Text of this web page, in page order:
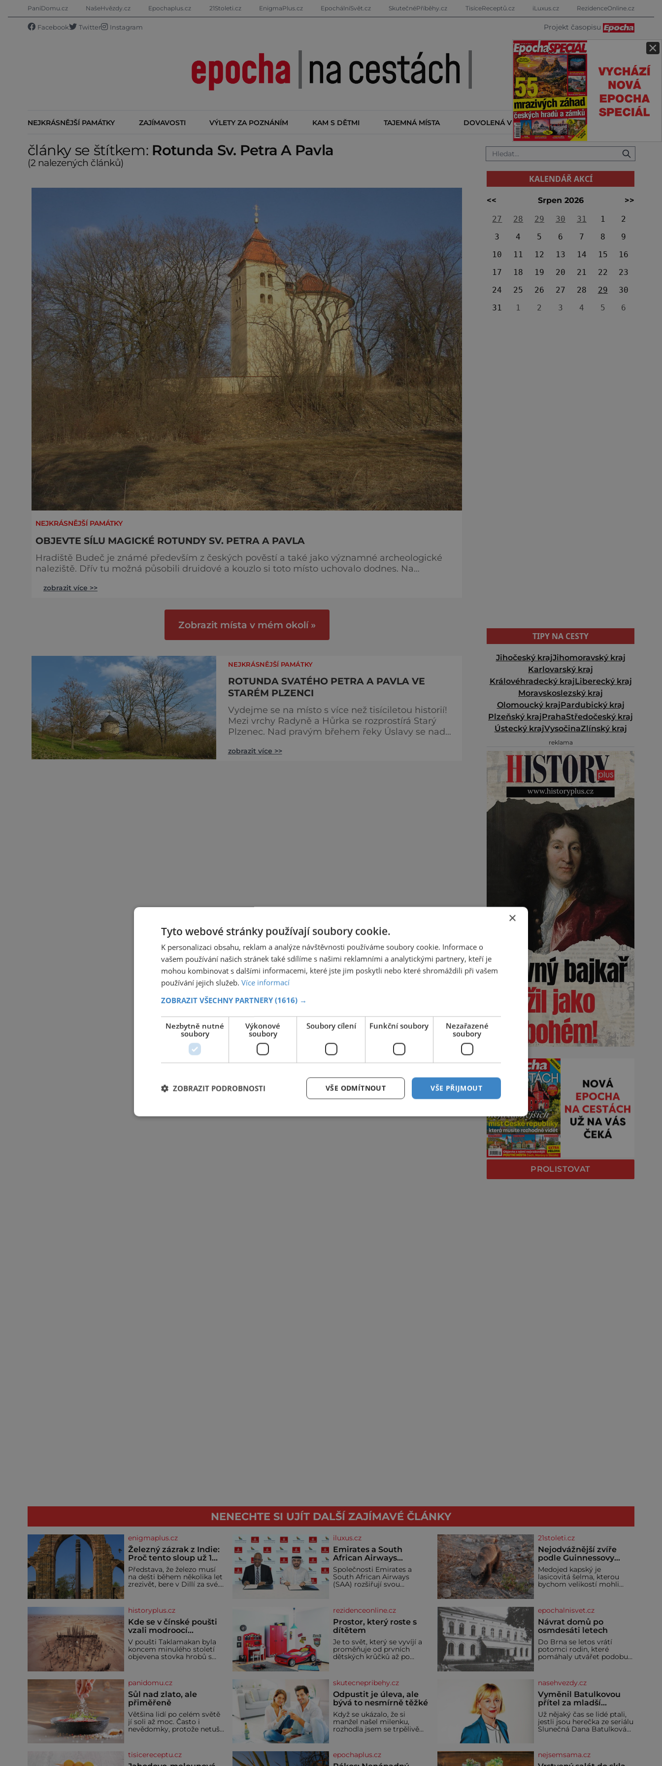
×
PaníDomu.cz NašeHvězdy.cz Epochaplus.cz 21Stoleti.cz EnigmaPlus.cz EpochálníSvět.cz SkutečnéPříběhy.cz TisíceReceptů.cz iLuxus.cz RezidenceOnline.cz
Facebook Twitter Instagram Projekt časopisu
NEJKRÁSNĚJŠÍ PAMÁTKY ZAJÍMAVOSTI VÝLETY ZA POZNÁNÍM KAM S DĚTMI TAJEMNÁ MÍSTA DOVOLENÁ V ZAHRANIČÍ KALENDÁŘ AKCÍ
články se štítkem: Rotunda Sv. Petra A Pavla
(2 nalezených článků)
NEJKRÁSNĚJŠÍ PAMÁTKY
OBJEVTE SÍLU MAGICKÉ ROTUNDY SV. PETRA A PAVLA
Hradiště Budeč je známé především z českých pověstí a také jako významné archeologické
naleziště. Dřív tu možná působili druidové a kouzlo si toto místo uchovalo dodnes. Na
ohraničující možná první slovanské hradiště na českém území, jež později vstupuje do dějin
zobrazit více >>
Zobrazit místa v mém okolí »
NEJKRÁSNĚJŠÍ PAMÁTKY
ROTUNDA SVATÉHO PETRA A PAVLA VE
STARÉM PLZENCI
Vydejme se na místo s více než tisíciletou historií!
Mezi vrchy Radyně a Hůrka se rozprostírá Starý
Plzenec. Nad pravým břehem řeky Úslavy se nad
některých pramenů nejstarší celistvě dochovaná
zobrazit více >>
KALENDÁŘ AKCÍ
<< Srpen 2026
>>
27
28 29 30 31 1
2
3
4 5 6 7 8
9
10
11 12 13 14 15
16
17
18 19 20 21 22
23
24
25 26 27 28 29
30
31
1 2 3 4 5 6
TIPY NA CESTY
Jihočeský krajJihomoravský kraj
Karlovarský kraj
Královéhradecký krajLiberecký kraj
Moravskoslezský kraj
Olomoucký krajPardubický kraj
Plzeňský krajPrahaStředočeský kraj
Ústecký krajVysočinaZlínský kraj
reklama
PROLISTOVAT
NENECHTE SI UJÍT DALŠÍ ZAJÍMAVÉ ČLÁNKY
enigmaplus.cz
Železný zázrak z Indie:
Proč tento sloup už 1
600 let nezná rez?
Představa, že železo musí
na dešti během několika let
zrezivět, bere v Dillí za své.
vysoký železný sloup, který
už přibližně 1 600 let
odolává počasí
iluxus.cz
Emirates a South
African Airways
rozšiřují partnerství.
Cestujícím nově
zpřístupní dalších
Společnosti Emirates a
South African Airways
(SAA) rozšiřují svou
dohoda zpřístupní
cestujícím devět dalších
destinací v jižní a střední
Africe a u
21stoleti.cz
Nejodvážnější zvíře
podle Guinnessovy
knihy rekordů?
Šelmička s pruhem na
hřbetě!
Medojed kapský je
lasicovitá šelma, kterou
bychom velikostí mohli
nebojácná, ostatně bývá
označována za
nejodvážnější zvíře vůbec. V
této souvislosti je dokonc
historyplus.cz
Kde se v čínské poušti
vzali modroocí
blonďáci?
V poušti Taklamakan byla
koncem minulého století
objevena stovka hrobů s
byli pohřbeni s úctou a
četnými milodary. Asi
nejvíc přitom vědce zaujal
hrob tříměsíčního
chlapečka s modrou
filcovou čapkou, z níž se
draly blonďaté vlásky. Fakt,
že jsou těla dávných lidí
klimatickým podmínkám.
Sucho, prosolené písky a
rezidenceonline.cz
Prostor, který roste s
dítětem
Je to svět, který se vyvíjí a
proměňuje od prvních
dětských krůčků až po
bezpečí, kreativitu,
soustředění i odpočinek a
reaguje na každou etapu
života a specifické potřeby
dítěte. Pro nejmenší je
klíčová jednoduchost,
měkkost a bezpečí, proto
by pokoj miminka měl
epochalnisvet.cz
Návrat domů po
osmdesáti letech
Do Brna se letos vrátí
potomci rodin, které
pomáhaly utvářet podobu
světová válka. Příběhy rodů
Placzek, Löw-Beer,
Fuhrmann, Kohn a Stiassni
se stanou jednou z hlavních
dramaturgických linií
festivalu židovské kultury
ŠTETL FEST 2026. Některé
návraty nejsou jednoduché.
vyprávění, už dávno
panidomu.cz
Sůl nad zlato, ale
přiměřeně
Většina lidí po celém světě
jí soli až moc. Často i
nevědomky, protože netuší,
vyráběných potravinách,
dokonce i těch sladkých.
skutecnepribehy.cz
Odpustit je úleva, ale
bývá to nesmírně těžké
Když se ukázalo, že si
manžel našel milenku,
rozhodla jsem se trpělivě
rodině. Možná je to jedna z
nejtěžších věcí na světě. Ale
nasehvezdy.cz
Vyměnil Batulkovou
přítel za mladší
exemplář?
Už nějaký čas se lidé ptali,
jestli jsou herečka ze seriálu
Slunečná Dana Batulková
vůbec spolu. Herečka od
sebe přítele od samého
tisicereceptu.cz epochaplus.cz nejsemsama.cz
×
Tyto webové stránky používají soubory cookie.
K personalizaci obsahu, reklam a analýze návštěvnosti používáme soubory cookie. Informace o
vašem používání našich stránek také sdílíme s našimi reklamními a analytickými partnery, kteří je
mohou kombinovat s dalšími informacemi, které jste jim poskytli nebo které shromáždili při vašem
používání jejich služeb. Více informací
ZOBRAZIT VŠECHNY PARTNERY (1616) →
Nezbytně nutné
soubory
Výkonové
soubory
Soubory cílení Funkční soubory
Nezařazené
soubory
VŠE PŘIJMOUT
VŠE ODMÍTNOUT
ZOBRAZIT PODROBNOSTI